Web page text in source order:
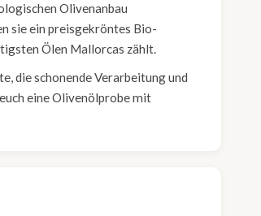
Olivenanbau
sie ein preisgekröntes Bio-
Ölen Mallorcas zählt.
die schonende Verarbeitung und
eine Olivenölprobe mit